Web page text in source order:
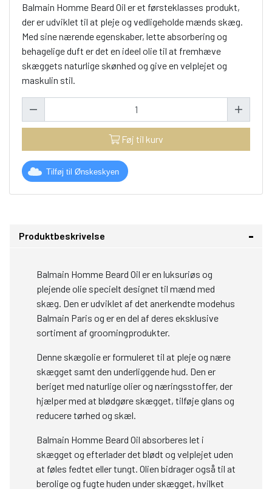
Balmain Homme Beard Oil er et førsteklasses produkt,
der er udviklet til at pleje og vedligeholde mænds skæg.
Med sine nærende egenskaber, lette absorbering og
behagelige duft er det en ideel olie til at fremhæve
skæggets naturlige skønhed og give en velplejet og
maskulin stil.
Føj til kurv
Tilføj til Ønskeskyen
Produktbeskrivelse
Balmain Homme Beard Oil er en luksuriøs og
plejende olie specielt designet til mænd med
skæg. Den er udviklet af det anerkendte modehus
Balmain Paris og er en del af deres eksklusive
sortiment af groomingprodukter.
Denne skægolie er formuleret til at pleje og nære
skægget samt den underliggende hud. Den er
beriget med naturlige olier og næringsstoffer, der
hjælper med at blødgøre skægget, tilføje glans og
reducere tørhed og skæl.
Balmain Homme Beard Oil absorberes let i
skægget og efterlader det blødt og velplejet uden
at føles fedtet eller tungt. Olien bidrager også til at
berolige og fugte huden under skægget, hvilket